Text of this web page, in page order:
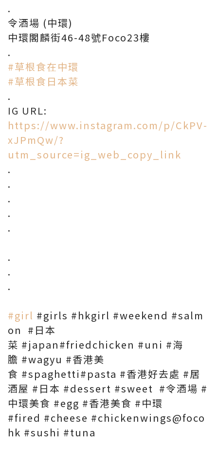
.
令酒場 (中環)
中環閣麟街46-48號Foco23樓
.
#草根食在中環
#草根食日本菜
.
IG URL:
https://www.instagram.com/p/CkPV-
xJPmQw/?
utm_source=ig_web_copy_link
.
.
.
.
.
.
.
.
#girl #girls #hkgirl #weekend #salm
on #日本
菜 #japan#friedchicken #uni #海
膽 #wagyu #香港美
食 #spaghetti#pasta #香港好去處 #居
酒屋 #日本 #dessert #sweet #令酒場 #
中環美食 #egg #香港美食 #中環
#fired #cheese #chickenwings@foco
hk #sushi #tuna